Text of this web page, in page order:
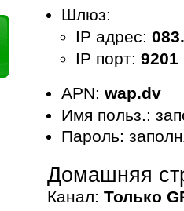
Шлюз:
IP адрес:
IP порт: 9201
APN: wap.dv
Имя польз.:
Пароль:
Домашняя
Канал: Только